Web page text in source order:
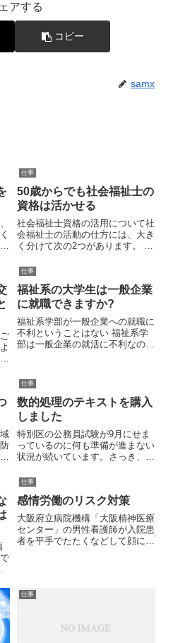
アする
コピー
samx
仕事
50歳からでも社会福祉士の
資格は活かせる
社会福祉士資格の活用について社
会福祉士の活動の仕方には、大き
く分けて次の2つがあります。 資
職として就職して活動する もと
もと自身が持っている専門分野の
延長線上で社会福祉士の資格を使
うこの2つの活動は、似ている...
仕事
福祉系の大学生は一般企業
に就職できますか?
福祉系学部が一般企業への就職に
不利ということはない 福祉系学
部は一般企業の就活に不利なの
ように思っている人は、結構多い
です。あなたかもしれないですよ
ね。激務薄給であることなどを主
な...
仕事
数的処理のテキストを購入
しました
特別区の公務員試験が9月にせま
っているのに何も準備が進まない
状況が続いています。さっき、ラ
クーポンがあるというので公務員
試験の数的処理のテキストを購入
しました。数的処理については、
公務員試験では避けて通れない...
仕事
感情労働のリスク対策
大阪府立病院機構「大阪精神医療
センター」の男性看護師が入院患
者を平手でたたくなどして顔に全
明していません。事の顛末の詳
仕事